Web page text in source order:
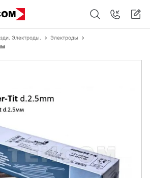
Электроды.
Электроды